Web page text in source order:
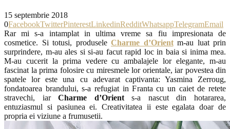
15 septembrie 2018
0FacebookTwitterPinterestLinkedinRedditWhatsappTelegramEmail
Rar mi s-a intamplat in ultima vreme sa fiu impresionata de
cosmetice. Si totusi, produsele Charme d’Orientm-au luat prin
surprindere, m-au ales si si-au facut rapid loc in baia si inima mea.
M-au cucerit la prima vedere cu ambalajele lor elegante, m-au
fascinat la prima folosire cu miresmele lor orientale, iar povestea din
spatele lor este una cu adevarat captivanta: Yasmina Zerroug,
fondatoarea brandului, s-a refugiat in Franta cu un caiet de retete
stravechi, iarCharme d’Orients-a nascut din hotararea,
entuziasmul si pasiunea ei. Creativitatea ii este egalata doar de
propria ei viziune a frumusetii.